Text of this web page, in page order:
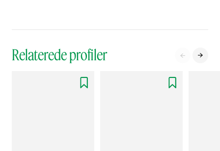
Relaterede profiler  
 